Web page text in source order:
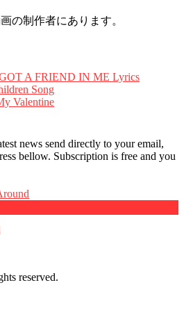
の制作者にあります。
A FRIEND IN ME Lyrics
Song
Valentine
news send directly to your email,
bellow. Subscription is free and you
reserved.